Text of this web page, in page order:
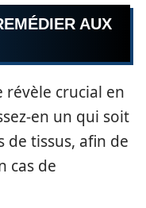
AUX
révèle crucial en
en un qui soit
de tissus, afin de
cas de